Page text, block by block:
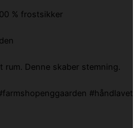
% frostsikker
rum. Denne skaber stemning.
#håndlavet